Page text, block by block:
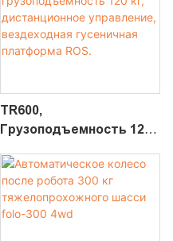
TR600,
Грузоподъемность 120
Управление,
Вездеходная
Гусеничная Платформа